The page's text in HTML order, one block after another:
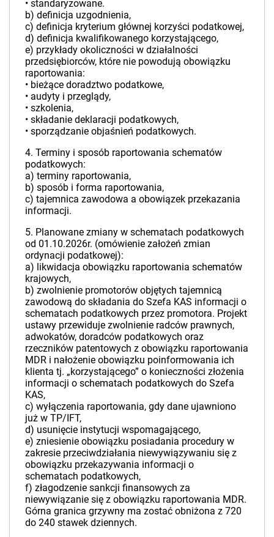
• standaryzowane.
b) definicja uzgodnienia,
c) definicja kryterium głównej korzyści podatkowej,
d) definicja kwalifikowanego korzystającego,
e) przykłady okoliczności w działalności
przedsiębiorców, które nie powodują obowiązku
raportowania:
• bieżące doradztwo podatkowe,
• audyty i przeglądy,
• szkolenia,
• składanie deklaracji podatkowych,
• sporządzanie objaśnień podatkowych.
4. Terminy i sposób raportowania schematów
podatkowych:
a) terminy raportowania,
b) sposób i forma raportowania,
c) tajemnica zawodowa a obowiązek przekazania
informacji.
5. Planowane zmiany w schematach podatkowych
od 01.10.2026r. (omówienie założeń zmian
ordynacji podatkowej):
a) likwidacja obowiązku raportowania schematów
krajowych,
b) zwolnienie promotorów objętych tajemnicą
zawodową do składania do Szefa KAS informacji o
schematach podatkowych przez promotora. Projekt
ustawy przewiduje zwolnienie radców prawnych,
adwokatów, doradców podatkowych oraz
rzeczników patentowych z obowiązku raportowania
MDR i nałożenie obowiązku poinformowania ich
klienta tj. „korzystającego” o konieczności złożenia
informacji o schematach podatkowych do Szefa
KAS,
c) wyłączenia raportowania, gdy dane ujawniono
już w TP/IFT,
d) usunięcie instytucji wspomagającego,
e) zniesienie obowiązku posiadania procedury w
zakresie przeciwdziałania niewywiązywaniu się z
obowiązku przekazywania informacji o
schematach podatkowych,
f) złagodzenie sankcji finansowych za
niewywiązanie się z obowiązku raportowania MDR.
Górna granica grzywny ma zostać obniżona z 720
do 240 stawek dziennych.